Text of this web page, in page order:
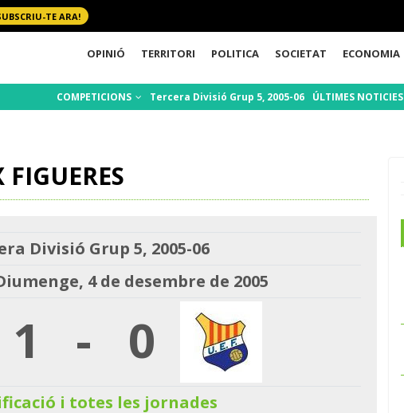
TE ARA!
OPINIÓ TERRITORI POLITICA SOCIETAT ECONOMIA
COMPETICIONS Tercera Divisió Grup 5, 2005-06 ÚLTIMES NOTICIES
Divisió Grup 5, 2005-06
4 de desembre de 2005
1 - 0
i totes les jornades